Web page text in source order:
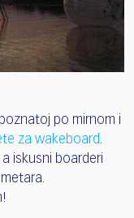
po mirnom i
za wakeboard.
iskusni boarderi